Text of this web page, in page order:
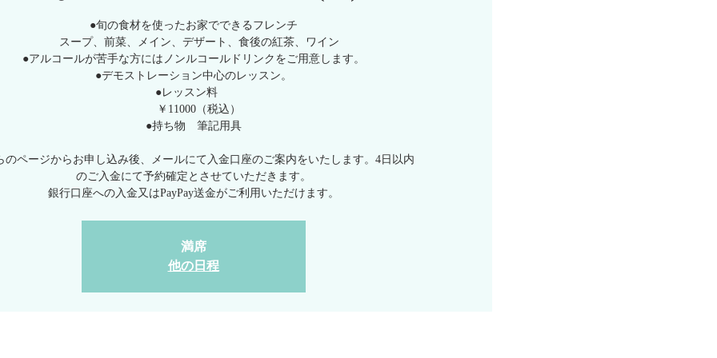
●旬の食材を使ったお家でできるフレンチ
スープ、前菜、メイン、デザート、食後の紅茶、ワイン
●アルコールが苦手な方にはノンルコールドリンクをご用意します。
●デモストレーション中心のレッスン。
●レッスン料
￥11000（税込）
●持ち物 筆記用具
のページからお申し込み後、メールにて入金口座のご案内をいたします。4日以内
のご入金にて予約確定とさせていただきます。
満席
他の日程